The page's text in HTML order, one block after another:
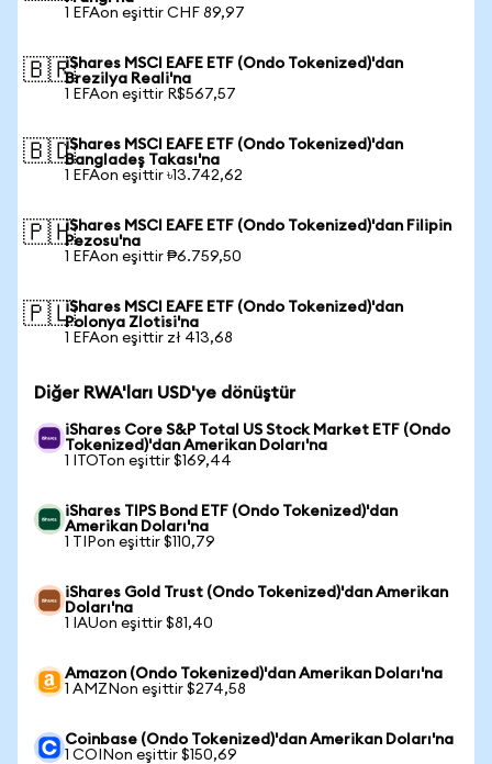
1 EFAon eşittir CHF 89,97
🇧🇷iShares MSCI EAFE ETF (Ondo Tokenized)'dan
Brezilya Reali'na
1 EFAon eşittir R$567,57
🇧🇩iShares MSCI EAFE ETF (Ondo Tokenized)'dan
Bangladeş Takası'na
1 EFAon eşittir ৳13.742,62
🇵🇭iShares MSCI EAFE ETF (Ondo Tokenized)'dan Filipin
Pezosu'na
1 EFAon eşittir ₱6.759,50
🇵🇱iShares MSCI EAFE ETF (Ondo Tokenized)'dan
Polonya Zlotisi'na
1 EFAon eşittir zł 413,68
Diğer RWA'ları USD'ye dönüştür
iShares Core S&P Total US Stock Market ETF (Ondo
Tokenized)'dan Amerikan Doları'na
1 ITOTon eşittir $169,44
iShares TIPS Bond ETF (Ondo Tokenized)'dan
Amerikan Doları'na
1 TIPon eşittir $110,79
iShares Gold Trust (Ondo Tokenized)'dan Amerikan
Doları'na
1 IAUon eşittir $81,40
Amazon (Ondo Tokenized)'dan Amerikan Doları'na
1 AMZNon eşittir $274,58
Coinbase (Ondo Tokenized)'dan Amerikan Doları'na
1 COINon eşittir $150,69